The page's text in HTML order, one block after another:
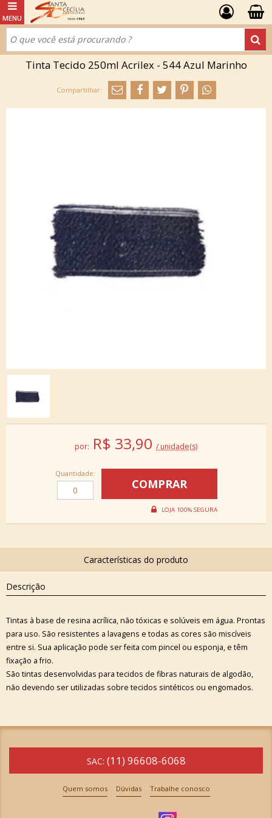
Tinta Tecido 250ml Acrilex - 544 Azul Marinho
por: R$ 33,90 / unidade(s)
Quantidade:
Descrição
Tintas à base de resina acrílica, não tóxicas e solúveis em água. Prontas
para uso. São resistentes a lavagens e todas as cores são miscíveis
entre si. Sua aplicação pode ser feita com pincel ou esponja, e têm
fixação a frio.
São tintas desenvolvidas para tecidos de fibras naturais de algodão,
não devendo ser utilizadas sobre tecidos sintéticos ou engomados.
SAC: (11) 96608-6068
Quem somos Dúvidas Trabalhe conosco